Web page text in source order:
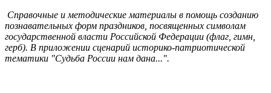
Справочные и методические материалы в помощь созданию
познавательных форм праздников, посвященных символам
государственной власти Российской Федерации (флаг, гимн,
герб). В приложении сценарий историко-патриотической
тематики "Судьба России нам дана...".